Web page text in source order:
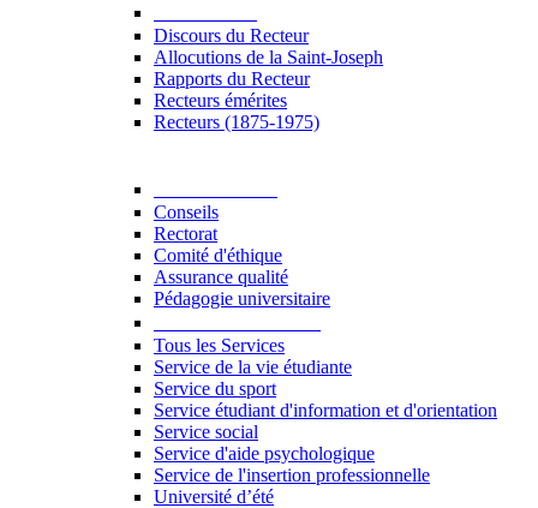
Discours du Recteur
Allocutions de la Saint-Joseph
Rapports du Recteur
Recteurs émérites
Recteurs (1875-1975)
Conseils
Rectorat
Comité d'éthique
Assurance qualité
Pédagogie universitaire
Tous les Services
Service de la vie étudiante
Service du sport
Service étudiant d'information et d'orientation
Service social
Service d'aide psychologique
Service de l'insertion professionnelle
Université d’été